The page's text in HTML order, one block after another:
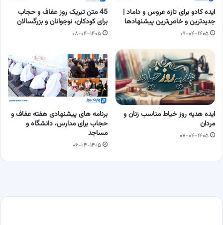
ایده کادو برای تازه عروس و داماد |
جدیدترین و خاص‌ترین پیشنهادها
۰۹-۰۴-۱۴۰۵
45 متن تبریک روز عفاف و حجاب
برای کودکان، نوجوانان و بزرگسالان
۰۸-۰۴-۱۴۰۵
ایده هدیه روز خیاط مناسب زنان و
مردان
۰۷-۰۴-۱۴۰۵
برنامه های پیشنهادی هفته عفاف و
حجاب برای مدارس، دانشگاه و
مساجد
۰۶-۰۴-۱۴۰۵